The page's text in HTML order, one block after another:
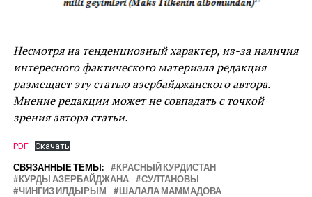
Несмотря на тенденциозный характер, из-за наличия
интересного фактического материала редакция
размещает эту статью азербайджанского автора.
Мнение редакции может не совпадать с точкой
зрения автора статьи.
PDF Скачать
СВЯЗАННЫЕ ТЕМЫ:
КРАСНЫЙ КУРДИСТАН
КУРДЫ АЗЕРБАЙДЖАНА
СУЛТАНОВЫ
ЧИНГИЗ ИЛДЫРЫМ
ШАЛАЛА МАММАДОВА